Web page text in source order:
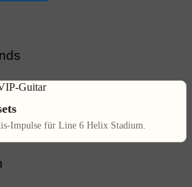
Impulse für Line 6 Helix Stadium.